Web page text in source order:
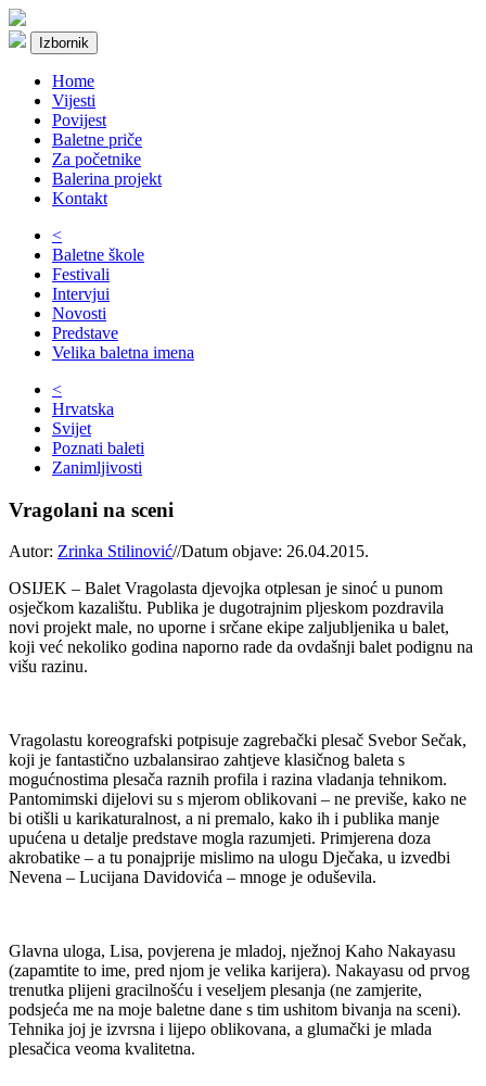
Izbornik
Home
Vijesti
Povijest
Baletne priče
Za početnike
Balerina projekt
Kontakt
<
Baletne škole
Festivali
Intervjui
Novosti
Predstave
Velika baletna imena
<
Hrvatska
Svijet
Poznati baleti
Zanimljivosti
Vragolani na sceni
Autor: Zrinka Stilinović//Datum objave: 26.04.2015.
OSIJEK – Balet Vragolasta djevojka otplesan je sinoć u punom
osječkom kazalištu. Publika je dugotrajnim pljeskom pozdravila
novi projekt male, no uporne i srčane ekipe zaljubljenika u balet,
koji već nekoliko godina naporno rade da ovdašnji balet podignu na
višu razinu.
Vragolastu koreografski potpisuje zagrebački plesač Svebor Sečak,
koji je fantastično uzbalansirao zahtjeve klasičnog baleta s
mogućnostima plesača raznih profila i razina vladanja tehnikom.
Pantomimski dijelovi su s mjerom oblikovani – ne previše, kako ne
bi otišli u karikaturalnost, a ni premalo, kako ih i publika manje
upućena u detalje predstave mogla razumjeti. Primjerena doza
akrobatike – a tu ponajprije mislimo na ulogu Dječaka, u izvedbi
Nevena – Lucijana Davidovića – mnoge je oduševila.
Glavna uloga, Lisa, povjerena je mladoj, nježnoj Kaho Nakayasu
(zapamtite to ime, pred njom je velika karijera). Nakayasu od prvog
trenutka plijeni gracilnošću i veseljem plesanja (ne zamjerite,
podsjeća me na moje baletne dane s tim ushitom bivanja na sceni).
Tehnika joj je izvrsna i lijepo oblikovana, a glumački je mlada
plesačica veoma kvalitetna.